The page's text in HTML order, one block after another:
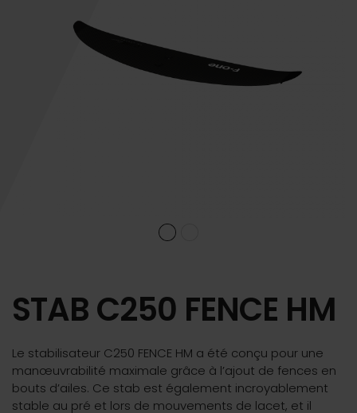
STAB C250 FENCE HM
Le stabilisateur C250 FENCE HM a été conçu pour une
manœuvrabilité maximale grâce à l’ajout de fences en
bouts d’ailes. Ce stab est également incroyablement
stable au pré et lors de mouvements de lacet, et il